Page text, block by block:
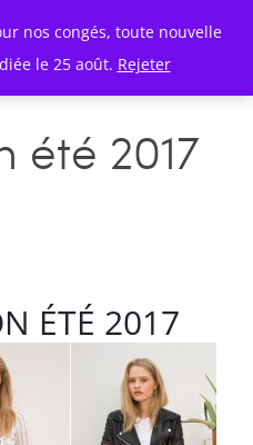
nos congés, toute nouvelle
le 25 août. Rejeter
été 2017
ÉTÉ 2017